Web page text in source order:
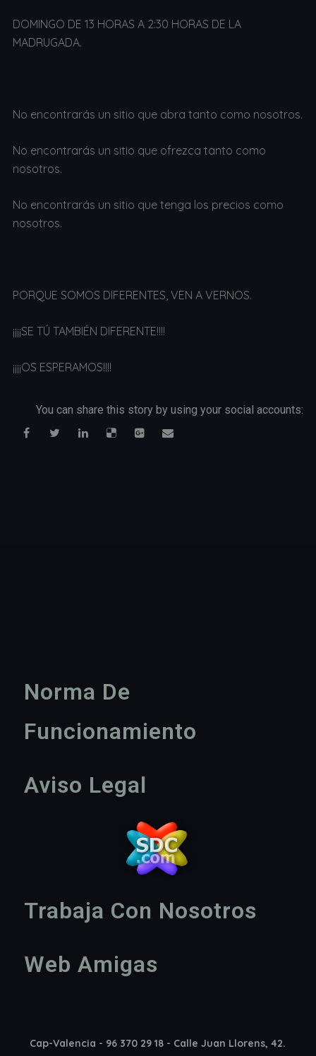
DOMINGO DE 13 HORAS A 2:30 HORAS DE LA
MADRUGADA.
No encontrarás un sitio que abra tanto como nosotros.
No encontrarás un sitio que ofrezca tanto como
nosotros.
No encontrarás un sitio que tenga los precios como
nosotros.
PORQUE SOMOS DIFERENTES, VEN A VERNOS.
¡¡¡¡SE TÚ TAMBIÉN DIFERENTE!!!!
¡¡¡¡OS ESPERAMOS!!!!
You can share this story by using your social accounts:
Norma De
Funcionamiento
Aviso Legal
Trabaja Con Nosotros
Web Amigas
Cap-Valencia - 96 370 29 18 - Calle Juan Llorens, 42.